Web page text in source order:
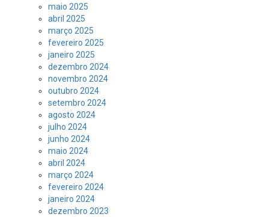
maio 2025
abril 2025
março 2025
fevereiro 2025
janeiro 2025
dezembro 2024
novembro 2024
outubro 2024
setembro 2024
agosto 2024
julho 2024
junho 2024
maio 2024
abril 2024
março 2024
fevereiro 2024
janeiro 2024
dezembro 2023